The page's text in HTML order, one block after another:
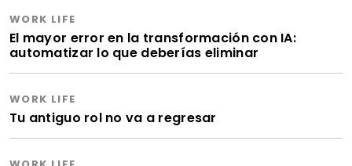
WORK LIFE
El mayor error en la transformación con IA:
automatizar lo que deberías eliminar
WORK LIFE
Tu antiguo rol no va a regresar